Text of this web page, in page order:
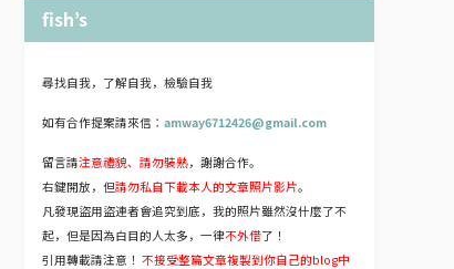
fish’s
尋找自我，了解自我，檢驗自我
如有合作提案請來信： amway6712426@gmail.com
留言請注意禮貌、請勿裝熟，謝謝合作。
右鍵開放，但請勿私自下載本人的文章照片影片。
凡發現盜用盜連者會追究到底，我的照片雖然沒什麼了不
起，但是因為白目的人太多，一律不外借了！
引用轉載請注意！ 不接受整篇文章複製到你自己的blog中